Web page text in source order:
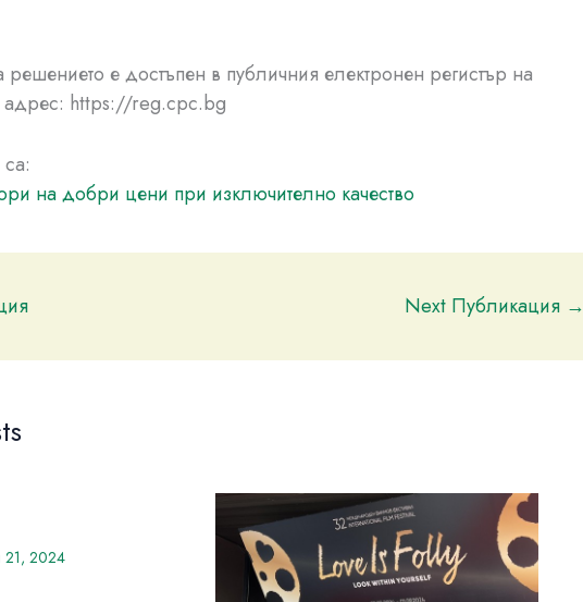
решението е достъпен в публичния електронен регистър на
адрес: https://reg.cpc.bg
на добри цени при изключително качество
Next Публикация →
21, 2024